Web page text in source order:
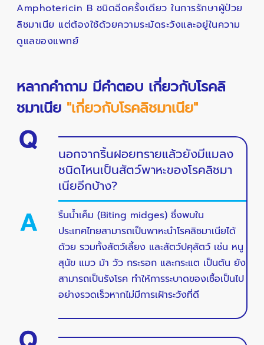
Amphotericin B ชนิดฉีดครั้งเดียว ในการรักษาผู้ป่วย
ลิชมาเนีย แต่ต้องใช้ด้วยความระมัดระวังและอยู่ในความ
ดูแลของแพทย์
หลากคำถาม มีคำตอบ เกี่ยวกับโรคลิ
ชมาเนีย "เกี่ยวกับโรคลิชมาเนีย"
นอกจากริ้นฝอยทรายแล้วยังมีแมลง
ชนิดไหนเป็นสัตว์พาหะของโรคลิชมา
เนียอีกบ้าง?
ริ้นน้ำเค็ม (Biting midges) ซึ่งพบใน
ประเทศไทยสามารถเป็นพาหะนำโรคลิชมาเนียได้
ด้วย รวมทั้งสัตว์เลี้ยง และสัตว์ปศุสัตว์ เช่น หนู
สุนัข แมว ม้า วัว กระรอก และกระแต เป็นต้น ยัง
สามารถเป็นรังโรค ทำให้การระบาดของเชื้อเป็นไป
อย่างรวดเร็วหากไม่มีการเฝ้าระวังที่ดี